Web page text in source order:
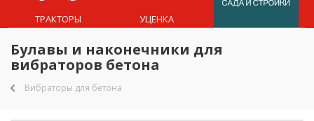
ТРАКТОРЫ УЦЕНКА
Булавы и наконечники для
вибраторов бетона
Вибраторы для бетона